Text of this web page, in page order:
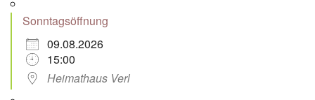
Sonntagsöffnung
09.08.2026
15:00
Heimathaus Verl